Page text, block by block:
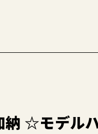
納 ☆モデル